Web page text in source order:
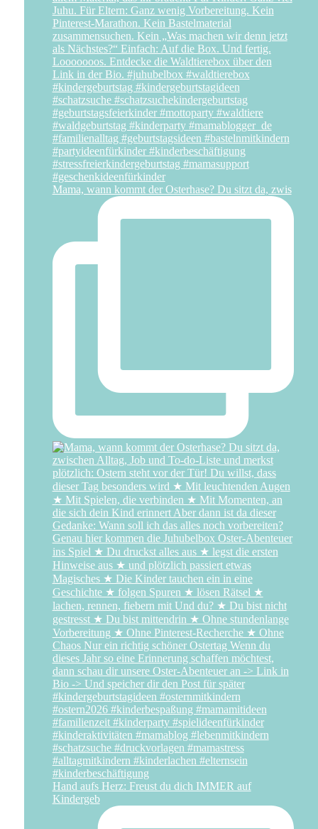
Mama, wann kommt der Osterhase? Du sitzt da, zwis
Hand aufs Herz: Freust du dich IMMER auf
Kindergeb